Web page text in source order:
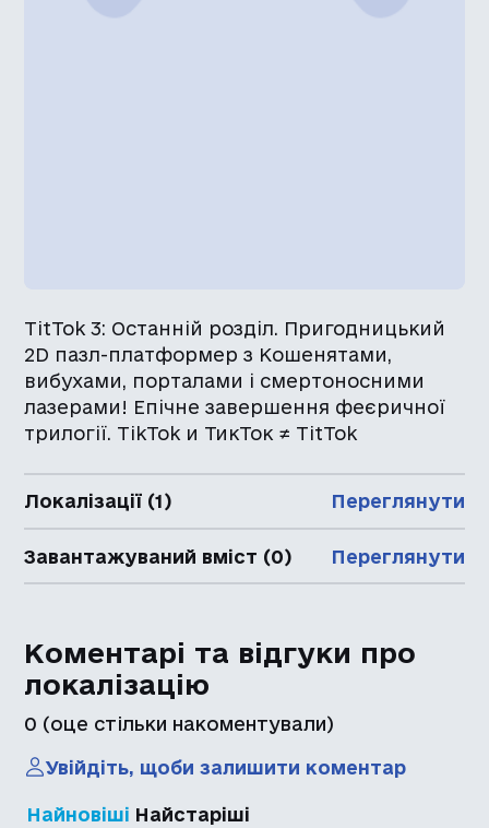
TitTok 3: Останній розділ. Пригодницький
2D пазл-платформер з Кошенятами,
вибухами, порталами і смертоносними
лазерами! Епічне завершення феєричної
трилогії. TikTok и ТикТок ≠ TitTok
Локалізації (1) Переглянути
Завантажуваний вміст (0) Переглянути
Коментарі та відгуки про
локалізацію
0 (оце стільки накоментували)
Увійдіть, щоби залишити коментар
Найновіші Найстаріші